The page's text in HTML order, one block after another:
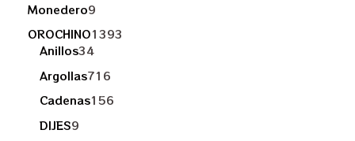
Monedero9
OROCHINO1393
Anillos34
Argollas716
Cadenas156
DIJES9